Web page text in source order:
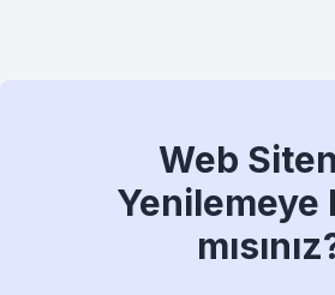
Web
Yenilemeye